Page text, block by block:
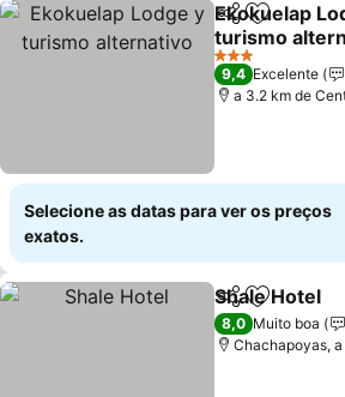
PartilharAdicionar
Ekokuelap
turismo
Ver preços
3 Estrelas
9,4 Excelente
a 3.2 km de
Selecione as datas para ver os preços
exatos.
PartilharAdicionar
Shale Hotel
8,0 Muito boa
Chachapoyas,